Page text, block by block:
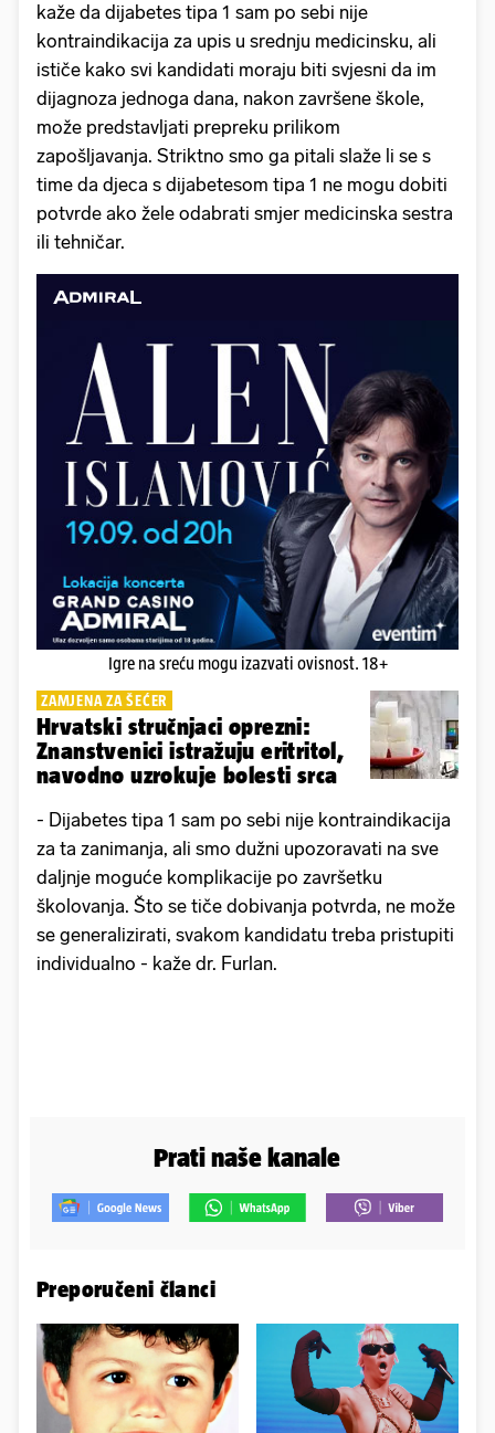
kaže da dijabetes tipa 1 sam po sebi nije
kontraindikacija za upis u srednju medicinsku, ali
ističe kako svi kandidati moraju biti svjesni da im
dijagnoza jednoga dana, nakon završene škole,
može predstavljati prepreku prilikom
zapošljavanja. Striktno smo ga pitali slaže li se s
time da djeca s dijabetesom tipa 1 ne mogu dobiti
potvrde ako žele odabrati smjer medicinska sestra
ili tehničar.
Igre na sreću mogu izazvati ovisnost. 18+
ZAMJENA ZA ŠEĆER
Hrvatski stručnjaci oprezni:
Znanstvenici istražuju eritritol,
navodno uzrokuje bolesti srca
- Dijabetes tipa 1 sam po sebi nije kontraindikacija
za ta zanimanja, ali smo dužni upozoravati na sve
daljnje moguće komplikacije po završetku
školovanja. Što se tiče dobivanja potvrda, ne može
se generalizirati, svakom kandidatu treba pristupiti
individualno - kaže dr. Furlan.
Prati naše kanale
Preporučeni članci